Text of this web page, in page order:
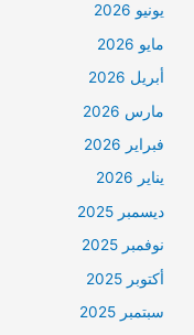
يونيو 2026
مايو 2026
أبريل 2026
مارس 2026
فبراير 2026
يناير 2026
ديسمبر 2025
نوفمبر 2025
أكتوبر 2025
سبتمبر 2025